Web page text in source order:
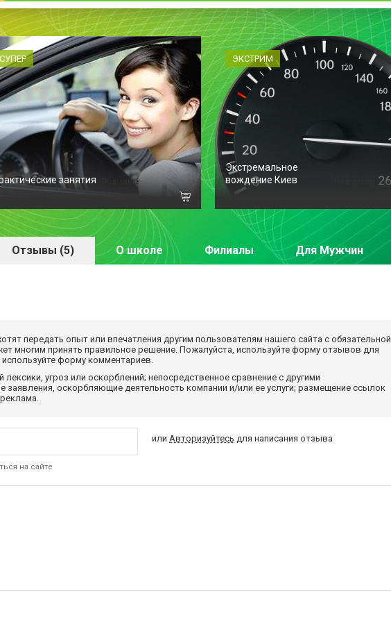
СУПЕР
занятия Под заказ
ЭКСТРИМ
Экстремальное
вождение Киев
Отзывы (5) О школе Филиалы Для Мужчин
передать опыт или впечатления другим пользователям нашего сайта с обязательной
многим принять правильное решение. Пожалуйста, используйте форму отзывов для
форму комментариев.
угроз или оскорблений; непосредственное сравнение с другими
оскорбляющие деятельность компании и/или ее услуги; размещение ссылок
на сайте
илиАвторизуйтесь для написания отзыва